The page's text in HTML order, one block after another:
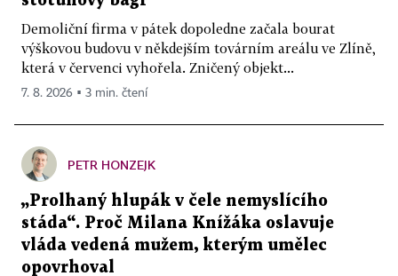
Demoliční firma v pátek dopoledne začala bourat
výškovou budovu v někdejším továrním areálu ve Zlíně,
která v červenci vyhořela. Zničený objekt...
7. 8. 2026 ▪ 3 min. čtení
PETR HONZEJK
„Prolhaný hlupák v čele nemyslícího
stáda“. Proč Milana Knížáka oslavuje
vláda vedená mužem, kterým umělec
opovrhoval